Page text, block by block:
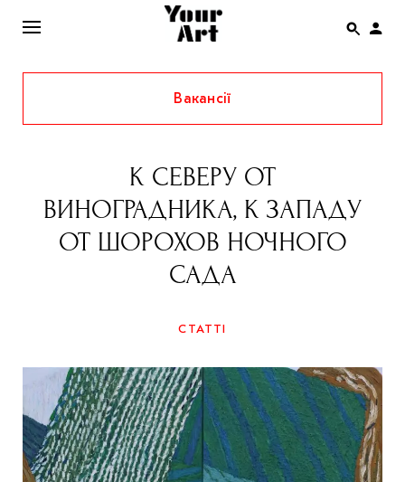
ENG
НОВИНИ
АФІША
ІНТЕРВ’Ю
СТАТТІ
КОЛОНКИ
СПЕЦПРОЄКТИ
2022
МАРІУПОЛЬСЬКІ МАРГІНАЛІЇ
ДОСЛІДНИЦЬКА ПЛАТФОРМА
Вакансії
К СЕВЕРУ ОТ
ВИНОГРАДНИКА, К ЗАПАДУ
ОТ ШОРОХОВ НОЧНОГО
САДА
СТАТТІ